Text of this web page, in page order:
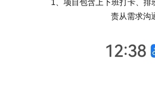
1、项目包含上下班打卡、
责从需求沟